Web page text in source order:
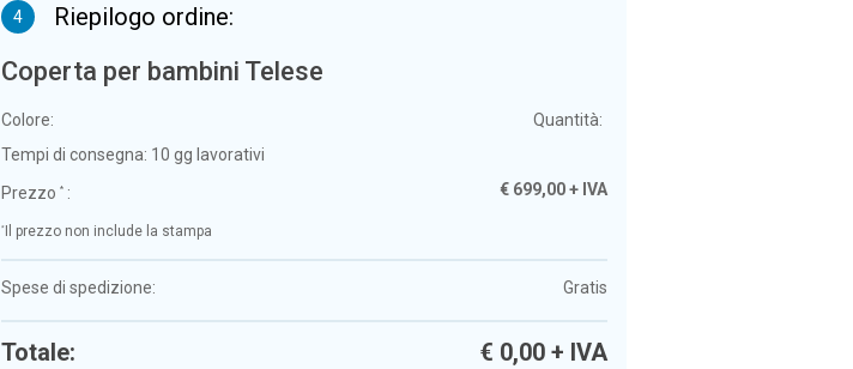
4 Riepilogo ordine:
Coperta per bambini Telese
Colore:
Quantità:
Tempi di consegna: 10 gg lavorativi
Prezzo *: € 699,00+ IVA
* Il prezzo non include la stampa
Spese di spedizione: Gratis
Totale: € 0,00 + IVA